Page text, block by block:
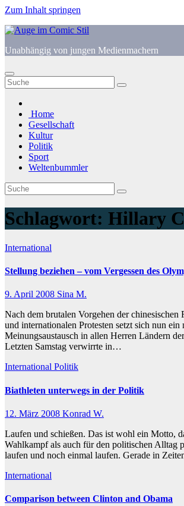
Zum Inhalt springen
Unabhängig von jungen Medienmachern
Home
Gesellschaft
Kultur
Politik
Sport
Weltenbummler
Schlagwort: Hillary
International
Stellung beziehen – vom Vergessen des
9. April 2008 Sina M.
Nach dem brutalen Vorgehen der chinesischen
und internationalen Protesten setzt sich nun ein
Meinungsaustausch in allen Herren Ländern
Letzten Samstag verwirrte in…
International Politik
Biathleten unterwegs in der Politik
12. März 2008 Konrad W.
Laufen und schießen. Das ist wohl ein Motto,
Wahlkampf als auch für den politischen Alltag
laufen und noch einmal laufen. Gerade in
International
Comparison between Clinton and Obama